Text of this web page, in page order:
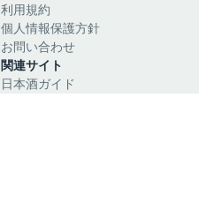
利用規約
個人情報保護方針
お問い合わせ
関連サイト
日本酒ガイド